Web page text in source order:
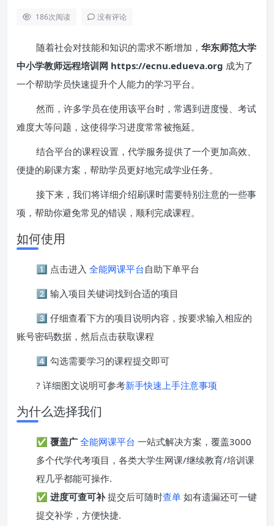
186次阅读 没有评论
随着社会对技能和知识的需求不断增加， 华东师范大学
中小学教师远程培训网 https://ecnu.edueva.org 成为了
一个帮助学员快速提升个人能力的学习平台。
然而，许多学员在使用该平台时，常遇到进度慢、考试
难度大等问题，这使得学习进度常常被拖延。
结合平台的课程设置，代学服务提供了一个更加高效、
便捷的刷课方案，帮助学员更好地完成学业任务。
接下来，我们将详细介绍刷课时需要特别注意的一些事
项，帮助你避免常见的错误，顺利完成课程。
如何使用
1️⃣ 点击进入 全能网课平台自助下单平台
2️⃣ 输入项目关键词找到合适的项目
3️⃣ 仔细查看下方的项目说明内容，按要求输入相应的
账号密码数据，然后点击获取课程
4️⃣ 勾选需要学习的课程提交即可
? 详细图文说明可参考新手快速上手注意事项
为什么选择我们
✅ 覆盖广 全能网课平台 一站式解决方案，覆盖3000
多个代学代考项目，各类大学生网课/继续教育/培训课
程几乎都能可操作.
✅ 进度可查可补提交后可随时查单 如有遗漏还可一键
提交补学，方便快捷.